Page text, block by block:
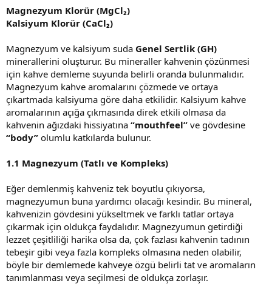
Magnezyum Klorür (MgCl₂)
Kalsiyum Klorür (CaCl₂)
Magnezyum ve kalsiyum suda Genel Sertlik (GH)
minerallerini oluşturur. Bu mineraller kahvenin çözünmesi
için kahve demleme suyunda belirli oranda bulunmalıdır.
Magnezyum kahve aromalarını çözmede ve ortaya
çıkartmada kalsiyuma göre daha etkilidir. Kalsiyum kahve
aromalarının açığa çıkmasında direk etkili olmasa da
kahvenin ağızdaki hissiyatına “mouthfeel” ve gövdesine
“body” olumlu katkılarda bulunur.
1.1 Magnezyum (Tatlı ve Kompleks)
Eğer demlenmiş kahveniz tek boyutlu çıkıyorsa,
magnezyumun buna yardımcı olacağı kesindir. Bu mineral,
kahvenizin gövdesini yükseltmek ve farklı tatlar ortaya
çıkarmak için oldukça faydalıdır. Magnezyumun getirdiği
lezzet çeşitliliği harika olsa da, çok fazlası kahvenin tadının
tebeşir gibi veya fazla kompleks olmasına neden olabilir,
böyle bir demlemede kahveye özgü belirli tat ve aromaların
tanımlanması veya seçilmesi de oldukça zorlaşır.